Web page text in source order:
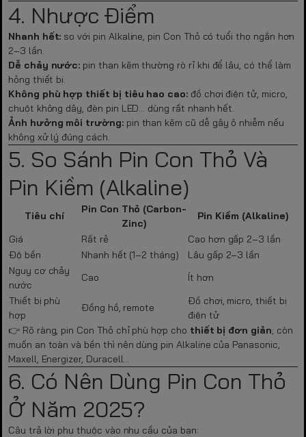
4. Nhược Điểm
Nhanh hết: so với pin Alkaline, pin Con Thỏ có tuổi thọ ngắn hơn
2–3 lần.
Dễ chảy nước: pin than kẽm thường rò rỉ khi để lâu, có thể làm
hỏng thiết bị.
Không phù hợp thiết bị tiêu hao cao:đồ chơi điện tử, micro,
chuột không dây, đèn pin LED… dùng rất nhanh hết.
Ảnh hưởng môi trường:pin than kẽm cũ dễ gây ô nhiễm nếu
không xử lý đúng cách.
5. So Sánh Pin Con Thỏ Và
Pin Kiềm (Alkaline)
Tiêu chí
Pin Con Thỏ (Carbon-
Zinc)
Pin Kiềm (Alkaline)
Giá
Rất rẻ
Cao hơn gấp 2–3 lần
Độ bền
Nhanh hết (1–2 tháng)
Lâu gấp 2–3 lần
Nguy cơ chảy
nước
Cao
Ít hơn
Thiết bị phù
hợp
Đồng hồ, remote
Đồ chơi, micro, thiết bị
điện tử
👉 Rõ ràng, pin Con Thỏ chỉ phù hợp cho thiết bị đơn giản; còn
muốn an toàn và bền thì nên dùng pin Alkaline của Panasonic,
Maxell, Energizer, Duracell…
6. Có Nên Dùng Pin Con Thỏ
Ở Năm 2025?
Câu trả lời phụ thuộc vào nhu cầu của bạn: